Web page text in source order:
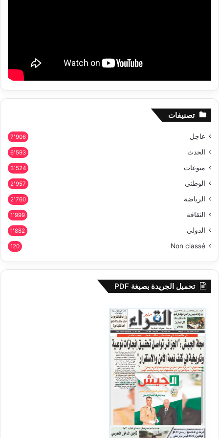
تصنيفات
عاجل 7٬906
الحدث 6٬593
منوعات 3٬524
الوطني 2٬957
الرياضة 2٬760
الثقافة 1٬999
الدولي 1٬882
Non classé
120
تحميل الجريدة بصيغة PDF